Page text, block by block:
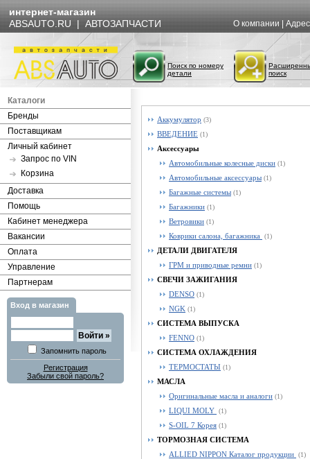
интернет-магазин
ABSAUTO.RU | АВТОЗАПЧАСТИ
О компании|
Поиск по номеру
детали
поиск
Каталоги
Бренды
Поставщикам
Личный кабинет
Запрос по VIN
Корзина
Доставка
Помощь
Кабинет менеджера
Вакансии
Оплата
Управление
Партнерам
Вход в магазин
Запомнить пароль
Регистрация
Забыли свой пароль?
Аккумулятор (3)
ВВЕДЕНИЕ (1)
Аксессуары
Автомобильные колесные диски (1)
Автомобильные аксессуары (1)
Багажные системы (1)
Багажники (1)
Ветровики (1)
Коврики салона, багажника (1)
ДЕТАЛИ ДВИГАТЕЛЯ
ГРМ и приводные ремни (1)
СВЕЧИ ЗАЖИГАНИЯ
DENSO (1)
NGK (1)
СИСТЕМА ВЫПУСКА
FENNO (1)
СИСТЕМА ОХЛАЖДЕНИЯ
ТЕРМОСТАТЫ (1)
МАСЛА
Оригинальные масла и аналоги (1)
LIQUI MOLY (1)
S-OIL 7 Корея (1)
ТОРМОЗНАЯ СИСТЕМА
ALLIED NIPPON Каталог продукции (1)